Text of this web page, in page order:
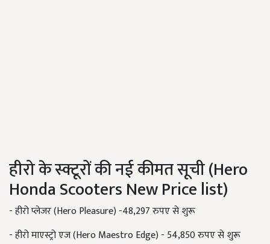
हीरो के स्क्टूरों की नई कीमत सूची (Hero
Honda Scooters New Price list)
- हीरो प्लेजर (Hero Pleasure) -48,297 रुपए से शुरू
- हीरो माएस्ट्रो एज (Hero Maestro Edge) - 54,850 रुपए से शुरू